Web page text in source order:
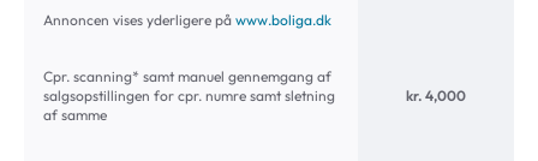
Annoncen vises yderligere på www.boliga.dk
Cpr. scanning* samt manuel gennemgang af
salgsopstillingen for cpr. numre samt sletning
af samme
kr. 4,000